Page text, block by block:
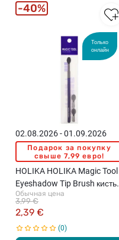
Только
онлайн
02.08.2026 - 01.09.2026
Подарок за покупку
свыше 7,99 евро!
HOLIKA HOLIKA Magic Tool
Eyeshadow Tip Brush кисть-
аппликатор для теней, 1шт.
Обычная цена
2,39 €
3,99 €
0
40%